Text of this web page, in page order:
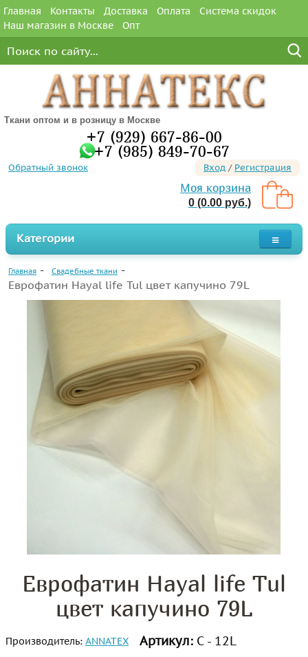
Главная Контакты Доставка Оплата
Система скидок
Наш магазин в Москве
Опт
Ткани оптом и в розницу в Москве
+7 (929) 667-86-00
+7 (985) 849-70-67
Обратный звонок Вход / Регистрация
Моя корзина
0 (0.00 руб.)
Категории
Главная Свадебные ткани
Еврофатин Hayal life Tul цвет капучино 79L
Еврофатин Hayal life Tul
цвет капучино 79L
Производитель: ANNATEX Артикул: С - 12L